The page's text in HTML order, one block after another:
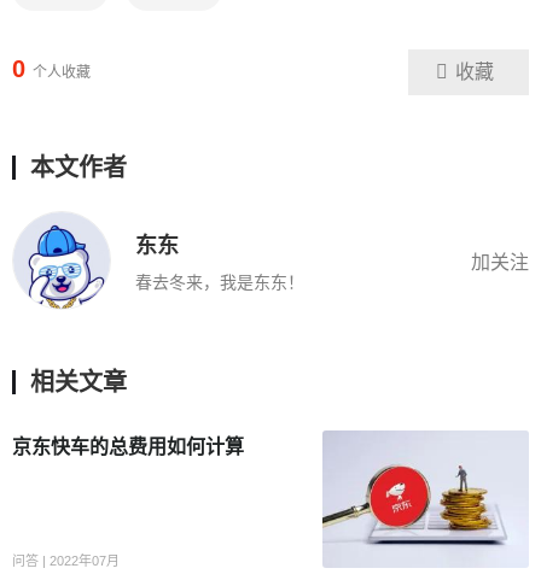
0 个人收藏 收藏
本文作者
东东
春去冬来，我是东东！
加关注
相关文章
京东快车的总费用如何计算
问答 | 2022年07月